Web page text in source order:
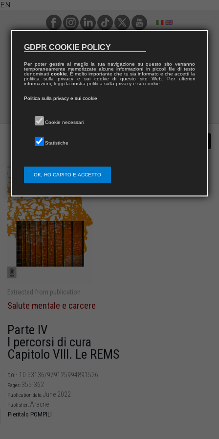
EN
Extracted from publication
Salute mentale e carcere
Parte IV
I percorsi di cura
Capitolo VIII. Le REMS
DOI: 10.53136/979125994891526
Pages: 355-362
Publication date:June 2022
Publisher: Aracne
Pieritalo POMPILI
GDPR COOKIE POLICY
Per poter gestire al meglio la tua navigazione su questo sito verranno
temporaneamente memorizzate alcune informazioni in piccoli file di testo
denominati cookie. È molto importante che tu sia informato e che accetti la
politica sulla privacy e sui cookie di questo sito Web. Per ulteriori
informazioni, leggi la nostra politica sulla privacy e sui cookie.
Politica sulla privacy e sui cookie
Cookie necessari
Statistiche
OK, HO CAPITO E ACCETTO